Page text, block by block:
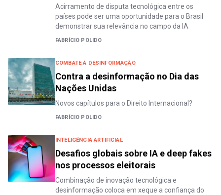
Acirramento de disputa tecnológica entre os
países pode ser uma oportunidade para o Brasil
demonstrar sua relevância no campo da IA
FABRÍCIO POLIDO
COMBATE À DESINFORMAÇÃO
Contra a desinformação no Dia das
Nações Unidas
Novos capítulos para o Direito Internacional?
FABRÍCIO POLIDO
INTELIGÊNCIA ARTIFICIAL
Desafios globais sobre IA e deep fakes
nos processos eleitorais
Combinação de inovação tecnológica e
desinformação coloca em xeque a confiança do